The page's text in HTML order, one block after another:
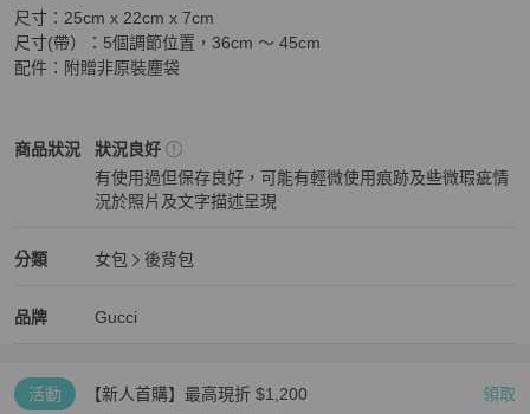
尺寸：25cm x 22cm x 7cm
尺寸(帶）：5個調節位置，36cm ～ 45cm
配件：附贈非原裝塵袋
商品狀況
Gucci女包 商品狀態與細節
狀況良好
有使用過但保存良好，可能有輕微使用痕跡及些微瑕疵情
況於照片及文字描述呈現
分類
Gucci 分類資訊
女包
後背包
品牌
Gucci 女包品牌介紹
Gucci
Gucci 推薦清單
活動 【新人首購】最高現折 $1,200 領取